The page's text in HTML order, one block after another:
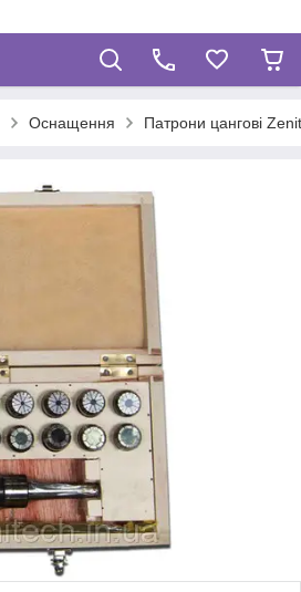
Оснащення Патрони цангові